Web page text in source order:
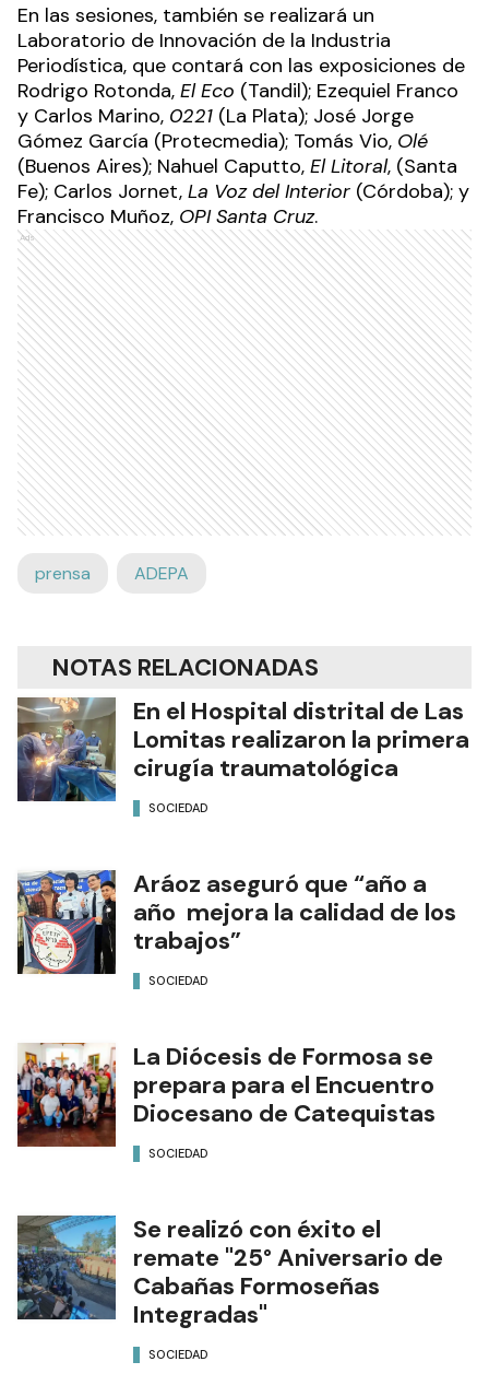
En las sesiones, también se realizará un
Laboratorio de Innovación de la Industria
Periodística, que contará con las exposiciones de
Rodrigo Rotonda, El Eco (Tandil); Ezequiel Franco
y Carlos Marino, 0221 (La Plata); José Jorge
Gómez García (Protecmedia); Tomás Vio, Olé
(Buenos Aires); Nahuel Caputto, El Litoral, (Santa
Fe); Carlos Jornet, La Voz del Interior (Córdoba); y
Francisco Muñoz, OPI Santa Cruz.
Ads
prensa ADEPA
NOTAS RELACIONADAS
En el Hospital distrital de Las
Lomitas realizaron la primera
cirugía traumatológica
SOCIEDAD
Aráoz aseguró que “año a
año mejora la calidad de los
trabajos”
SOCIEDAD
La Diócesis de Formosa se
prepara para el Encuentro
Diocesano de Catequistas
SOCIEDAD
Se realizó con éxito el
remate "25° Aniversario de
Cabañas Formoseñas
Integradas"
SOCIEDAD